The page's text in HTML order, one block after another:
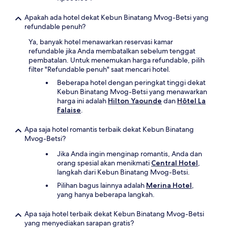
Apakah ada hotel dekat Kebun Binatang Mvog-Betsi yang
refundable penuh?
Ya, banyak hotel menawarkan reservasi kamar
refundable jika Anda membatalkan sebelum tenggat
pembatalan. Untuk menemukan harga refundable, pilih
filter "Refundable penuh" saat mencari hotel.
Beberapa hotel dengan peringkat tinggi dekat
Kebun Binatang Mvog-Betsi yang menawarkan
harga ini adalah Hilton Yaounde dan Hôtel La
Falaise.
Apa saja hotel romantis terbaik dekat Kebun Binatang
Mvog-Betsi?
Jika Anda ingin menginap romantis, Anda dan
orang spesial akan menikmati Central Hotel,
langkah dari Kebun Binatang Mvog-Betsi.
Pilihan bagus lainnya adalah Merina Hotel,
yang hanya beberapa langkah.
Apa saja hotel terbaik dekat Kebun Binatang Mvog-Betsi
yang menyediakan sarapan gratis?